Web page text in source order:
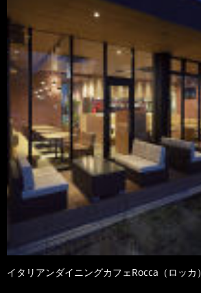
イタリアンダイニングカフェRocca（ロッカ）